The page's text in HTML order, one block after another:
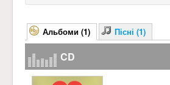
Альбоми (1) Пісні (1)
CD